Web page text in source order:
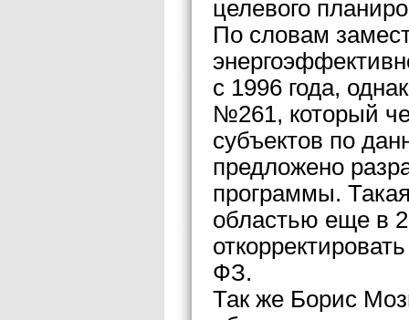
целевого
По словам
с 1996 года,
№261, который
субъектов по
предложено
программы.
областью еще в
ФЗ.
Так же Борис